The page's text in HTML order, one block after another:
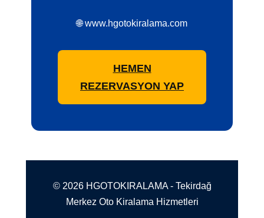
🌐 www.hgotokiralama.com
HEMEN
REZERVASYON YAP
© 2026 HGOTOKIRALAMA - Tekirdağ
Merkez Oto Kiralama Hizmetleri